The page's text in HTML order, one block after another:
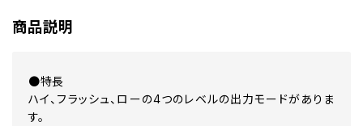
商品説明
●特長
ハイ、フラッシュ、ローの4つのレベルの出力モードがありま
す。